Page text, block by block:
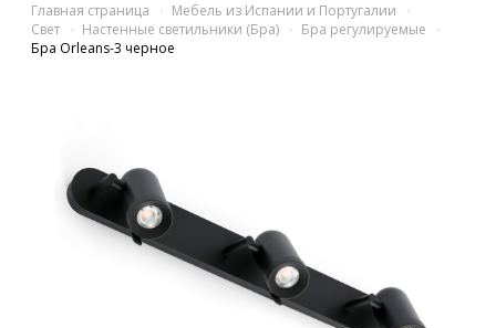
Главная страница
Мебель из Испании и Португалии
Свет
Настенные светильники (Бра)
Бра регулируемые
Бра Orleans-3 черное